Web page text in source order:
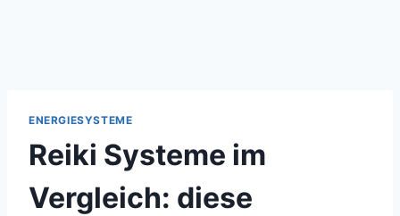
ENERGIESYSTEME
Reiki Systeme im
Vergleich: diese